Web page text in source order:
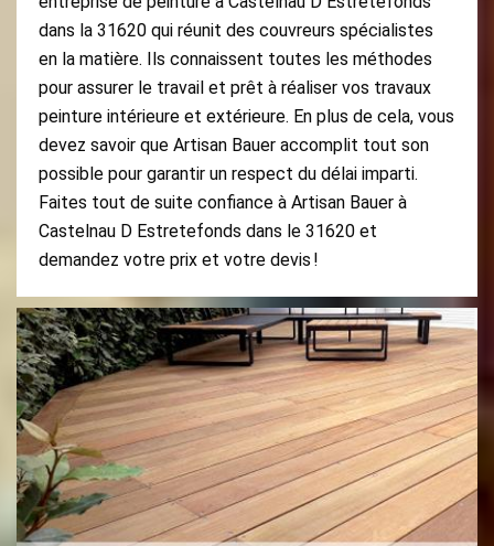
dans la 31620 qui réunit des couvreurs spécialistes
en la matière. Ils connaissent toutes les méthodes
pour assurer le travail et prêt à réaliser vos travaux
peinture intérieure et extérieure. En plus de cela, vous
devez savoir que Artisan Bauer accomplit tout son
possible pour garantir un respect du délai imparti.
Faites tout de suite confiance à Artisan Bauer à
Castelnau D Estretefonds dans le 31620 et
demandez votre prix et votre devis !